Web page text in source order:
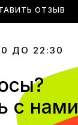
ОТЗЫВ
ДО 22:30
с нами